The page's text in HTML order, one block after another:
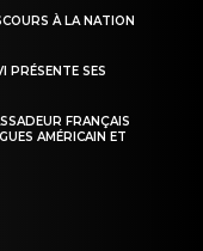
À LA NATION
PRÉSENTE SES
FRANÇAIS
AMÉRICAIN ET